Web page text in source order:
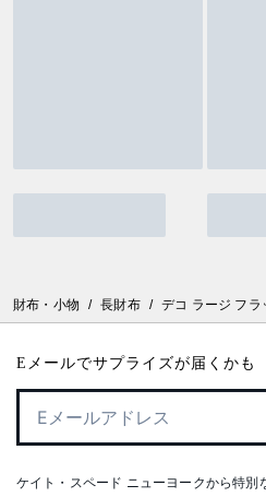
財布・小物 / 長財布 / デコ ラージ フラ
Eメールでサプライズが届くかも
ケイト・スペード ニューヨークから特